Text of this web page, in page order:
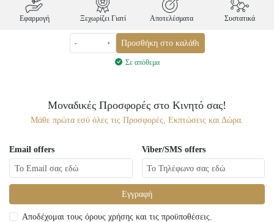
Εφαρμογή Ξεχωρίζει Γιατί Αποτελέσματα Συστατικά
- + Προσθήκη στο καλάθι
Σε απόθεμα
Μοναδικές Προσφορές στο Κινητό σας!
Μάθε πρώτα εσύ όλες τις Προσφορές, Εκπτώσεις και Δώρα.
Email offers Viber/SMS offers
Εγγραφή
Αποδέχομαι τους όρους χρήσης και τις προϋποθέσεις.